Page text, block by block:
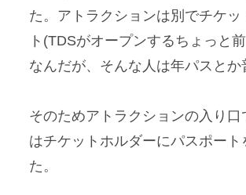
た。アトラクションは別でチケ
ト(TDSがオープンするちょっと
なんだが、そんな人は年パスと
そのためアトラクションの入り
はチケットホルダーにパスポー
た。